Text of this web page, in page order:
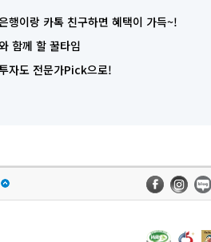
행이랑 카톡 친구하면 혜택이 가득~!
함께 할 꿀타임
자도 전문가Pick으로!